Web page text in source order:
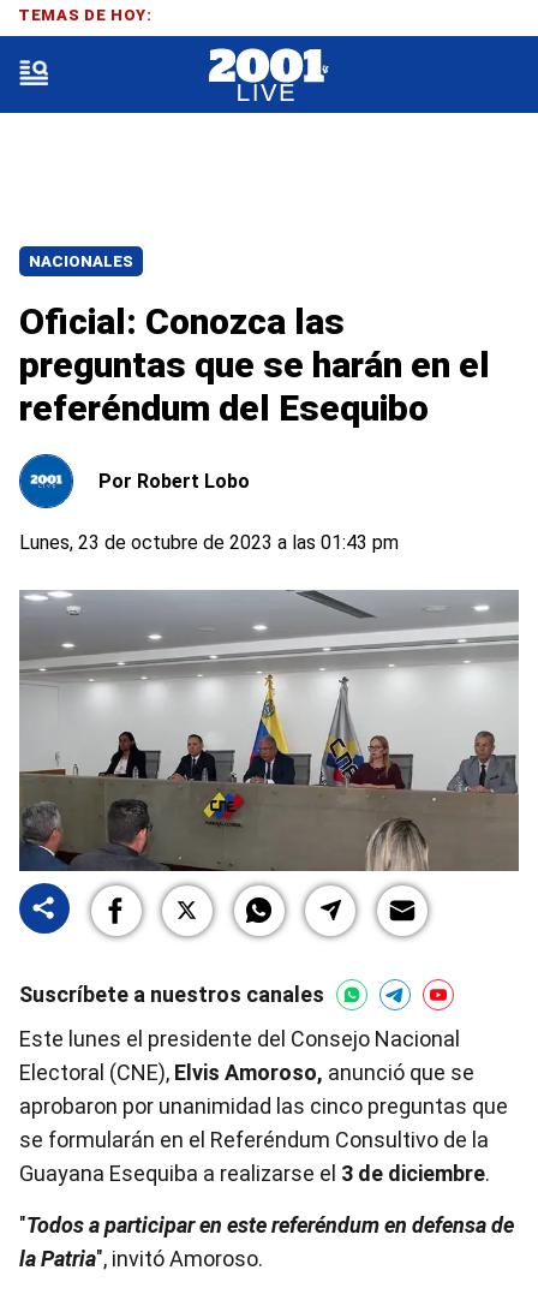
NACIONALES
Oficial: Conozca las
preguntas que se harán en el
referéndum del Esequibo
Por Robert Lobo
Lunes, 23 de octubre de 2023 a las 01:43 pm
Suscríbete a nuestros canales
Este lunes el presidente del Consejo Nacional
Electoral (CNE), Elvis Amoroso, anunció que se
aprobaron por unanimidad las cinco preguntas que
se formularán en el Referéndum Consultivo de la
Guayana Esequiba a realizarse el 3 de diciembre.
"Todos a participar en este referéndum en defensa de
la Patria", invitó Amoroso.
TEMAS DE HOY: